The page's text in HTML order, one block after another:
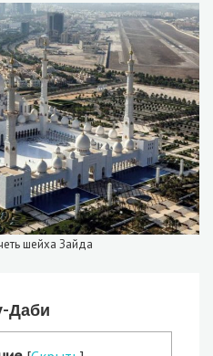
шейха Зайда
Даби